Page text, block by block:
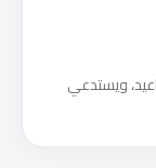
ويستدعي